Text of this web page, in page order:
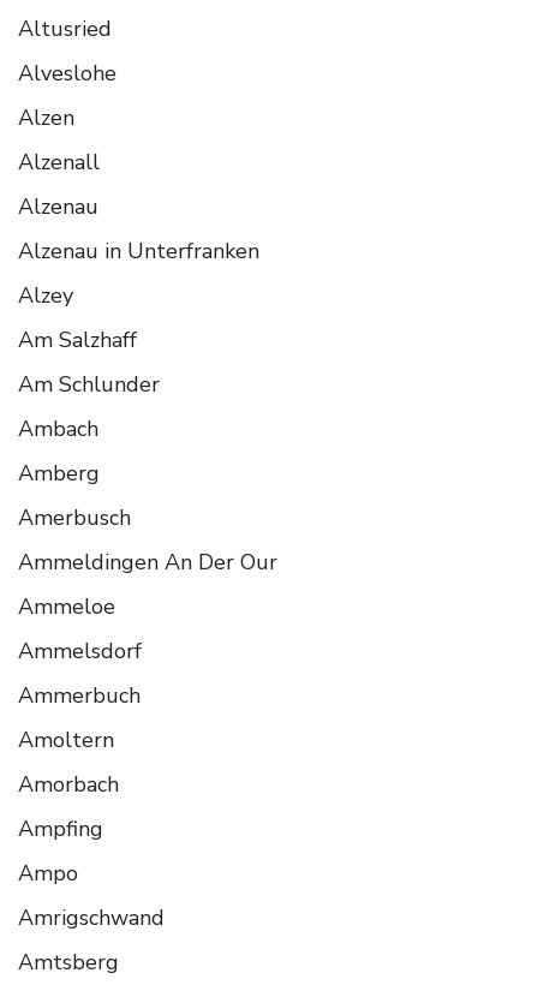
Altusried
Alveslohe
Alzen
Alzenall
Alzenau
Alzenau in Unterfranken
Alzey
Am Salzhaff
Am Schlunder
Ambach
Amberg
Amerbusch
Ammeldingen An Der Our
Ammeloe
Ammelsdorf
Ammerbuch
Amoltern
Amorbach
Ampfing
Ampo
Amrigschwand
Amtsberg